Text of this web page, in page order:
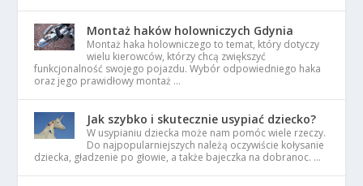
Montaż haków holowniczych Gdynia
Montaż haka holowniczego to temat, który dotyczy
wielu kierowców, którzy chcą zwiększyć
funkcjonalność swojego pojazdu. Wybór odpowiedniego haka
oraz jego prawidłowy montaż …
Jak szybko i skutecznie usypiać dziecko?
W usypianiu dziecka może nam pomóc wiele rzeczy.
Do najpopularniejszych należą oczywiście kołysanie
dziecka, gładzenie po głowie, a także bajeczka na dobranoc. …